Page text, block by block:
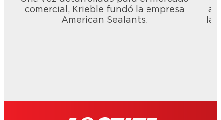
comercial, Krieble fundó la empresa
American Sealants.